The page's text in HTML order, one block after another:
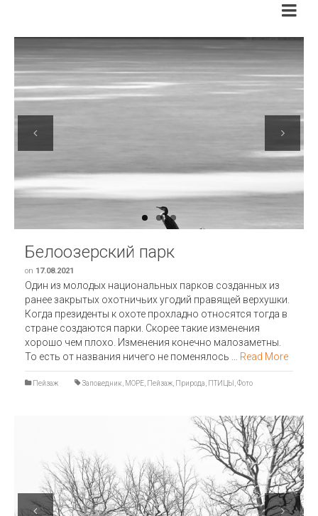
Next
Белоозерский парк
on 17.08.2021
Один из молодых национальных парков созданных из
ранее закрытых охотничьих угодий правящей верхушки.
Когда президенты к охоте прохладно относятся тогда в
стране создаются парки. Скорее такие изменения
хорошо чем плохо. Изменения конечно малозаметны.
То есть от названия ничего не поменялось … Read More
Пейзаж Заповедник МОРЕ Пейзаж Природа ПТИЦЫ Фото